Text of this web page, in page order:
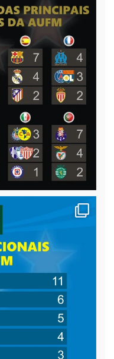
segunda, 8 de
da temporada
da AUFM, com a
do nosso Campeonato